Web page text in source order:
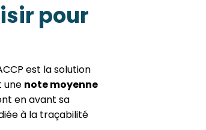
pour
est la solution
une note moyenne
en avant sa
à la traçabilité